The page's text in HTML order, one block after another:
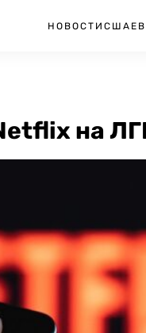
НОВОСТИ США
на